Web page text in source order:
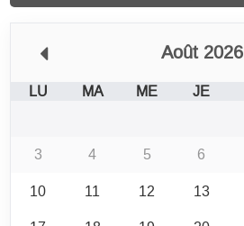
Août 2026
LU MA ME JE
3
4 5 6
10
11 12 13